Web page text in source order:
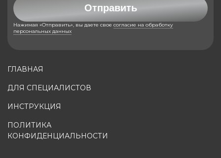
ГЛАВНАЯ
ДЛЯ СПЕЦИАЛИСТОВ
ИНСТРУКЦИЯ
ПОЛИТИКА
КОНФИДЕНЦИАЛЬНОСТИ
Отправить
Нажимая «Отправить», вы даете свое согласие на обработку
персональных данных